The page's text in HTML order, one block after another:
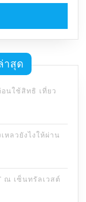
าสุด
อนใช้สิทธิ เที่ยว
หลวยังไงให้ผ่าน
ณ เซ็นทรัลเวสต์